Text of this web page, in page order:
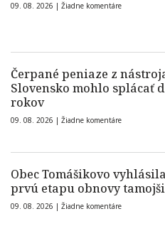
09. 08. 2026 | Žiadne komentáre
Čerpané peniaze z
Slovensko mohlo splácať
rokov
09. 08. 2026 | Žiadne komentáre
Obec Tomášikovo
prvú etapu obnovy
09. 08. 2026 | Žiadne komentáre